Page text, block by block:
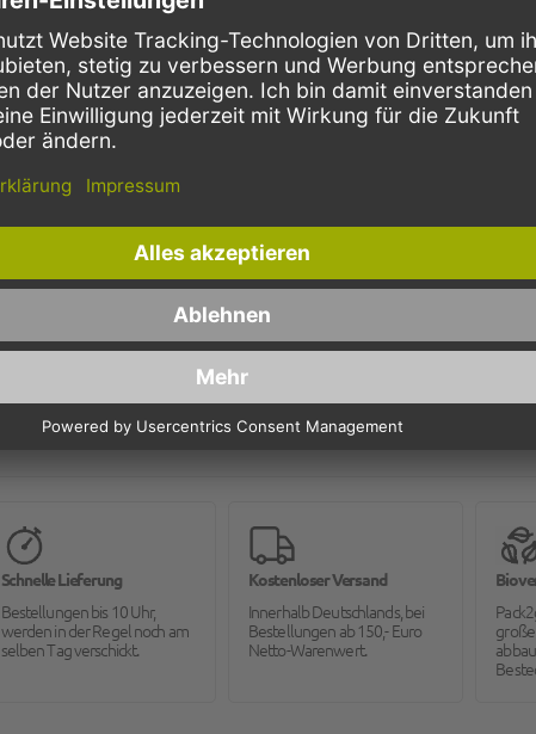
P2G8853
Früchte
rund
Hartpapier
Schnelle Lieferung
Bestellungen bis 10 Uhr,
werden in der Regel noch am
selben Tag verschickt.
Kostenloser Versand
Innerhalb Deutschlands, bei
Bestellungen ab 150,- Euro
Netto-Warenwert.